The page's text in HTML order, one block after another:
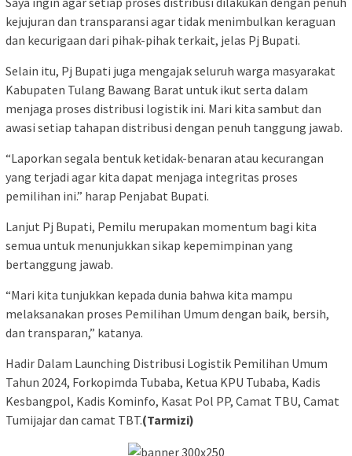
kejujuran dan transparansi agar tidak menimbulkan keraguan
dan kecurigaan dari pihak-pihak terkait, jelas Pj Bupati.
Selain itu, Pj Bupati juga mengajak seluruh warga masyarakat
Kabupaten Tulang Bawang Barat untuk ikut serta dalam
menjaga proses distribusi logistik ini. Mari kita sambut dan
awasi setiap tahapan distribusi dengan penuh tanggung jawab.
“Laporkan segala bentuk ketidak-benaran atau kecurangan
yang terjadi agar kita dapat menjaga integritas proses
pemilihan ini.” harap Penjabat Bupati.
Lanjut Pj Bupati, Pemilu merupakan momentum bagi kita
semua untuk menunjukkan sikap kepemimpinan yang
bertanggung jawab.
“Mari kita tunjukkan kepada dunia bahwa kita mampu
melaksanakan proses Pemilihan Umum dengan baik, bersih,
dan transparan,” katanya.
Hadir Dalam Launching Distribusi Logistik Pemilihan Umum
Tahun 2024, Forkopimda Tubaba, Ketua KPU Tubaba, Kadis
Kesbangpol, Kadis Kominfo, Kasat Pol PP, Camat TBU, Camat
Tumijajar dan camat TBT.(Tarmizi)